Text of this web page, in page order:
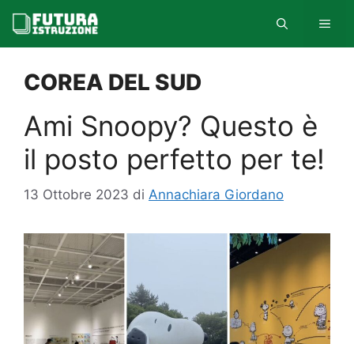
contenuto
COREA DEL SUD
Ami Snoopy? Questo è
il posto perfetto per te!
13 Ottobre 2023 di Annachiara Giordano